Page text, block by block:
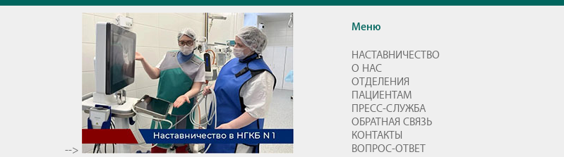
-->
Меню
НАСТАВНИЧЕСТВО
О НАС
ОТДЕЛЕНИЯ
ПАЦИЕНТАМ
ПРЕСС-СЛУЖБА
ОБРАТНАЯ СВЯЗЬ
КОНТАКТЫ
ВОПРОС-ОТВЕТ